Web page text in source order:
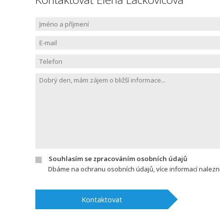
Souhlasím se zpracováním osobních údajů
Dbáme na ochranu osobních údajů, více informací
Kontaktovat